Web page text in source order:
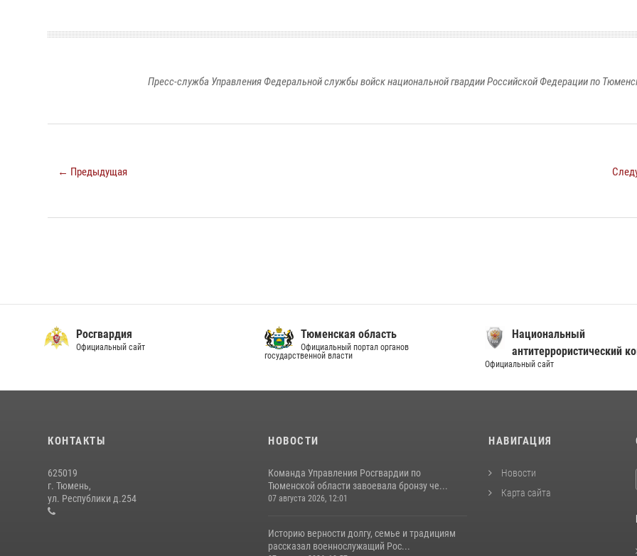
Пресс-служба Управления Федеральной службы войск национальной гвардии Российской Федерации по
← Предыдущая
Росгвардия
Официальный сайт
Тюменская область
Официальный портал органов
государственной власти
Национальный
антитеррористический
Официальный сайт
КОНТАКТЫ
625019
г. Тюмень,
ул. Республики д.254
НОВОСТИ
Команда Управления Росгвардии по
Тюменской области завоевала бронзу че...
07 августа 2026, 12:01
Историю верности долгу, семье и традициям
рассказал военнослужащий Рос...
НАВИГАЦИЯ
Новости
Карта сайта